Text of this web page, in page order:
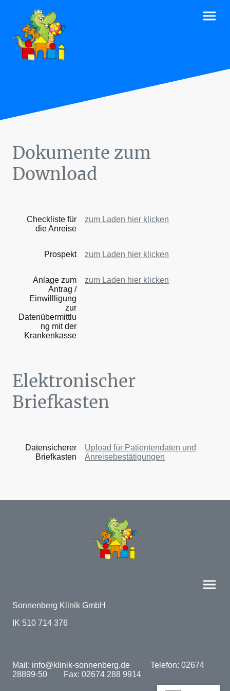
Dokumente zum
Download
Checkliste für
die Anreise
zum Laden hier klicken
Prospekt zum Laden hier klicken
Anlage zum
Antrag /
Einwillligung
zur
Datenübermittlu
ng mit der
Krankenkasse
zum Laden hier klicken
Elektronischer
Briefkasten
Datensicherer
Briefkasten
Upload für Patientendaten und
Anreisebestätigungen
Sonnenberg Klinik GmbH
IK 510 714 376
Mail: info@klinik-sonnenberg.de Telefon: 02674
28899-50 Fax: 02674 288 9914